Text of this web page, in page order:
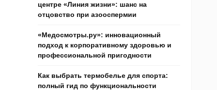
центре «Линия жизни»: шанс на
отцовство при азооспермии
«Медосмотры.ру»: инновационный
подход к корпоративному здоровью и
профессиональной пригодности
Как выбрать термобелье для спорта:
полный гид по функциональности